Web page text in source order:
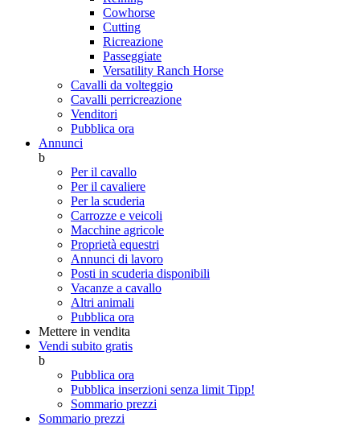
Cowhorse
Cutting
Ricreazione
Passeggiate
Versatility Ranch Horse
Cavalli da volteggio
Cavalli perricreazione
Venditori
Pubblica ora
Annunci
b
Per il cavallo
Per il cavaliere
Per la scuderia
Carrozze e veicoli
Macchine agricole
Proprietà equestri
Annunci di lavoro
Posti in scuderia disponibili
Vacanze a cavallo
Altri animali
Pubblica ora
Mettere in vendita
Vendi subito gratis
b
Pubblica ora
Pubblica inserzioni senza limit Tipp!
Sommario prezzi
Sommario prezzi